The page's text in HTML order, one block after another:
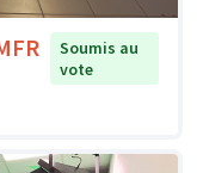
Soumis au
vote